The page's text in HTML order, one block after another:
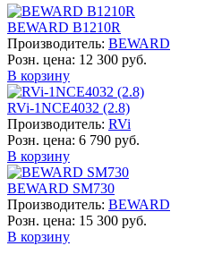
BEWARD B1210R
Производитель: BEWARD
Розн. цена: 12 300 руб.
В корзину
RVi-1NCE4032 (2.8)
Производитель: RVi
Розн. цена: 6 790 руб.
В корзину
BEWARD SM730
Производитель: BEWARD
Розн. цена: 15 300 руб.
В корзину